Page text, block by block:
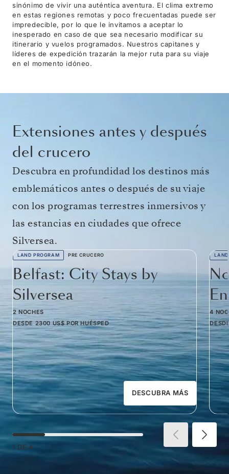
sinónimo de vivir una auténtica aventura. El clima extremo
en estas regiones remotas y poco frecuentadas puede ser
impredecible, por lo que le invitamos a aceptar lo
inesperado en caso de que sea necesario modificar su
itinerario y vuelos programados. Nuestros capitanes y
líderes de expedición trazarán la mejor ruta para su viaje
en el momento idóneo.
Extensiones antes y después
del crucero
Descubra en profundidad los destinos más
emblemáticos antes o después de su viaje
con los programas terrestres inmersivos y
las estancias en ciudades que ofrece
Silversea.
LAND PROGRAM PRE CRUCERO
Belfast: City Stays by
Silversea
2 NOCHES
DESDE 2300 US$ POR HUÉSPED
DESCUBRA MÁS
4
1 DE 4